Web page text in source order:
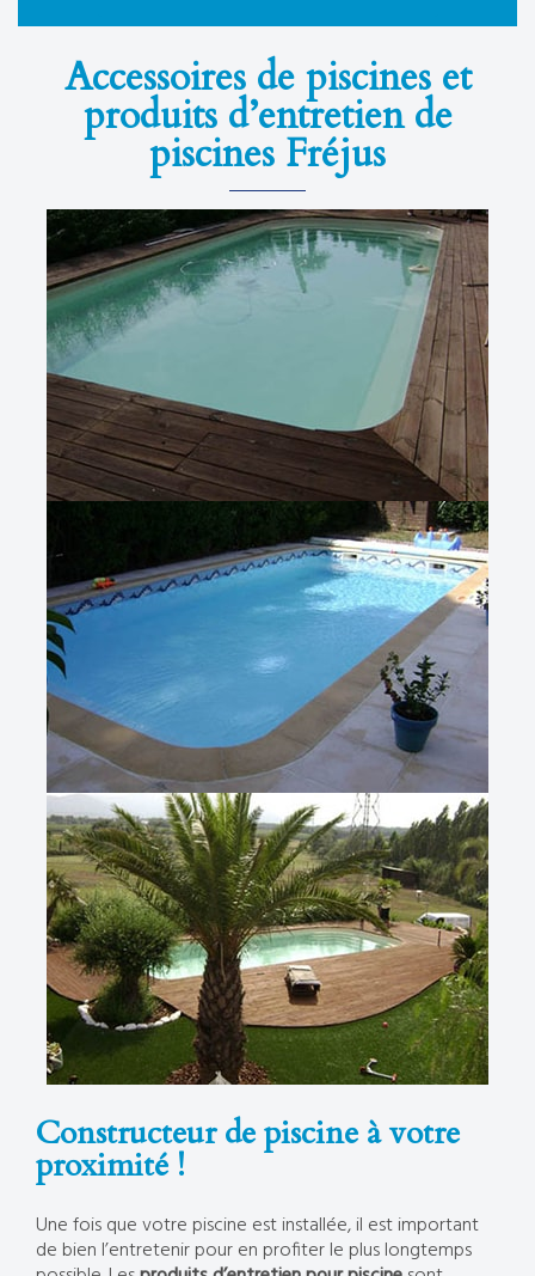
Accessoires de piscines et
produits d’entretien de
piscines Fréjus
Constructeur de piscine à votre
proximité !
Une fois que votre piscine est installée, il est important
de bien l’entretenir pour en profiter le plus longtemps